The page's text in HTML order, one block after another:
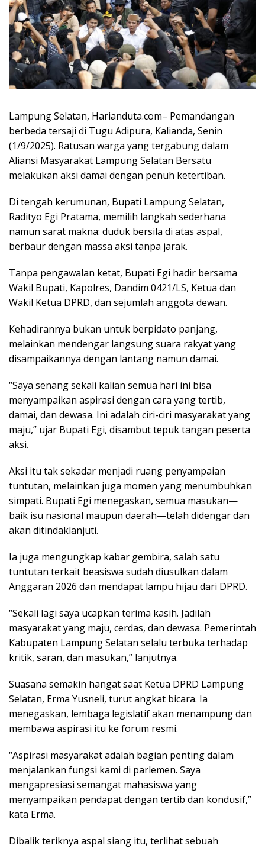
Lampung Selatan, Harianduta.com– Pemandangan
berbeda tersaji di Tugu Adipura, Kalianda, Senin
(1/9/2025). Ratusan warga yang tergabung dalam
Aliansi Masyarakat Lampung Selatan Bersatu
melakukan aksi damai dengan penuh ketertiban.
Di tengah kerumunan, Bupati Lampung Selatan,
Radityo Egi Pratama, memilih langkah sederhana
namun sarat makna: duduk bersila di atas aspal,
berbaur dengan massa aksi tanpa jarak.
Tanpa pengawalan ketat, Bupati Egi hadir bersama
Wakil Bupati, Kapolres, Dandim 0421/LS, Ketua dan
Wakil Ketua DPRD, dan sejumlah anggota dewan.
Kehadirannya bukan untuk berpidato panjang,
melainkan mendengar langsung suara rakyat yang
disampaikannya dengan lantang namun damai.
“Saya senang sekali kalian semua hari ini bisa
menyampaikan aspirasi dengan cara yang tertib,
damai, dan dewasa. Ini adalah ciri-ciri masyarakat yang
maju,” ujar Bupati Egi, disambut tepuk tangan peserta
aksi.
Aksi itu tak sekadar menjadi ruang penyampaian
tuntutan, melainkan juga momen yang menumbuhkan
simpati. Bupati Egi menegaskan, semua masukan—
baik isu nasional maupun daerah—telah didengar dan
akan ditindaklanjuti.
Ia juga mengungkap kabar gembira, salah satu
tuntutan terkait beasiswa sudah diusulkan dalam
Anggaran 2026 dan mendapat lampu hijau dari DPRD.
“Sekali lagi saya ucapkan terima kasih. Jadilah
masyarakat yang maju, cerdas, dan dewasa. Pemerintah
Kabupaten Lampung Selatan selalu terbuka terhadap
kritik, saran, dan masukan,” lanjutnya.
Suasana semakin hangat saat Ketua DPRD Lampung
Selatan, Erma Yusneli, turut angkat bicara. Ia
menegaskan, lembaga legislatif akan menampung dan
membawa aspirasi itu ke forum resmi.
“Aspirasi masyarakat adalah bagian penting dalam
menjalankan fungsi kami di parlemen. Saya
mengapresiasi semangat mahasiswa yang
menyampaikan pendapat dengan tertib dan kondusif,”
kata Erma.
Dibalik teriknya aspal siang itu, terlihat sebuah